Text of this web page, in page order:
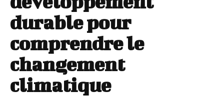
durable pour
comprendre le
changement
climatique